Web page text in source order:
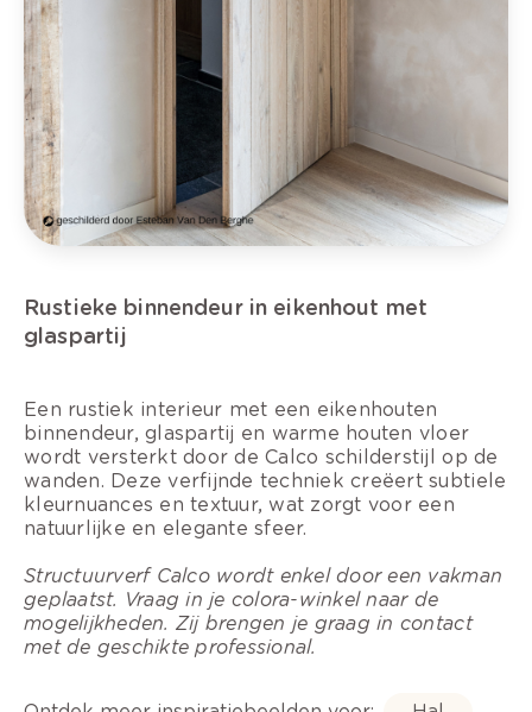
Rustieke binnendeur in eikenhout met
glaspartij
Een rustiek interieur met een eikenhouten
binnendeur, glaspartij en warme houten vloer
wordt versterkt door de Calco schilderstijl op de
wanden. Deze verfijnde techniek creëert subtiele
kleurnuances en textuur, wat zorgt voor een
natuurlijke en elegante sfeer.
Structuurverf Calco wordt enkel door een vakman
geplaatst. Vraag in je colora-winkel naar de
mogelijkheden. Zij brengen je graag in contact
met de geschikte professional.